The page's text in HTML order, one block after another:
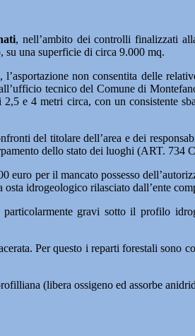
, nell’ambito dei controlli finalizzati
su una superficie di circa 9.000 mq.
non consentita delle
tecnico del Comune di
e 4 metri circa, con un consistente
del titolare dell’area e dei
dello stato dei luoghi (ART. 734
per il mancato possesso
idrogeologico rilasciato dall’ente
gravi sotto il profilo
Per questo i reparti forestali sono
(libera ossigeno ed assorbe